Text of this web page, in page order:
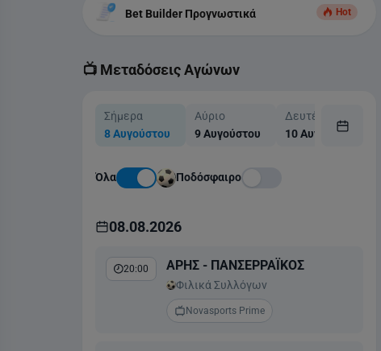
Bet Builder Προγνωστικά Hot
📺 Μεταδόσεις Αγώνων
Σήμερα
8 Αυγούστου
Αύριο
9 Αυγούστου
Δευτέρα
10 Αυγούστου
Όλα Ποδόσφαιρο
08.08.2026
20:00 ΑΡΗΣ - ΠΑΝΣΕΡΡΑΪΚΟΣ
Φιλικά Συλλόγων
Novasports Prime